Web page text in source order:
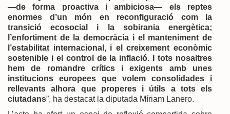
—de forma proactiva i ambiciosa— els reptes
enormes d’un món en reconfiguració com la
transició ecosocial i la sobirania energètica;
l’enfortiment de la democràcia i el manteniment de
l’estabilitat internacional, i el creixement econòmic
sostenible i el control de la inflació. I tots nosaltres
hem de romandre crítics i exigents amb unes
institucions europees que volem consolidades i
rellevants alhora que properes i útils a tots els
ciutadans”, ha destacat la diputada Míriam Lanero.